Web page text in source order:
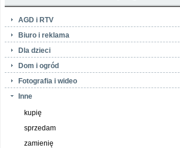
AGD i RTV
Biuro i reklama
Dla dzieci
Dom i ogród
Fotografia i wideo
Inne
kupię
sprzedam
zamienię